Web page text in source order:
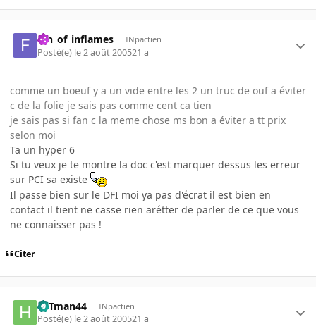
fan_of_inflames INpactien
Posté(e) le 2 août 200521 a
comme un boeuf y a un vide entre les 2 un truc de ouf a éviter
c de la folie je sais pas comme cent ca tien
je sais pas si fan c la meme chose ms bon a éviter a tt prix
selon moi
Ta un hyper 6
Si tu veux je te montre la doc c'est marquer dessus les erreur
sur PCI sa existe
Il passe bien sur le DFI moi ya pas d'écrat il est bien en
contact il tient ne casse rien arétter de parler de ce que vous
ne connaisser pas !
Citer
HITman44 INpactien
Posté(e) le 2 août 200521 a